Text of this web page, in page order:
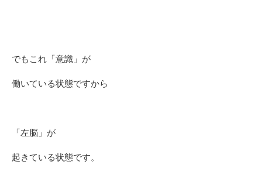
でもこれ「意識」が
働いている状態ですから
「左脳」が
起きている状態です。